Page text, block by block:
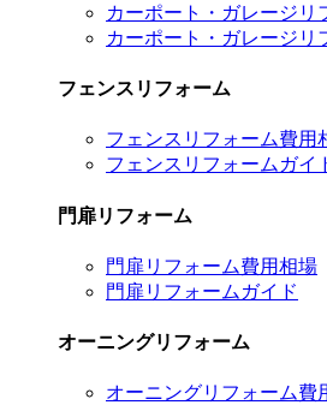
カーポート・ガレージリ
カーポート・ガレージリ
フェンスリフォーム
フェンスリフォーム費用
フェンスリフォームガイ
門扉リフォーム
門扉リフォーム費用相場
門扉リフォームガイド
オーニングリフォーム
オーニングリフォーム費